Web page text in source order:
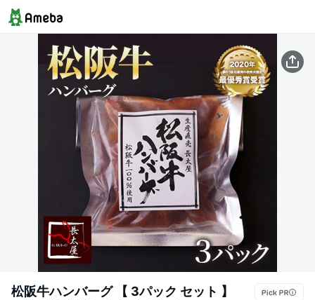
松阪牛ハンバーグ 【 3パック セット 】